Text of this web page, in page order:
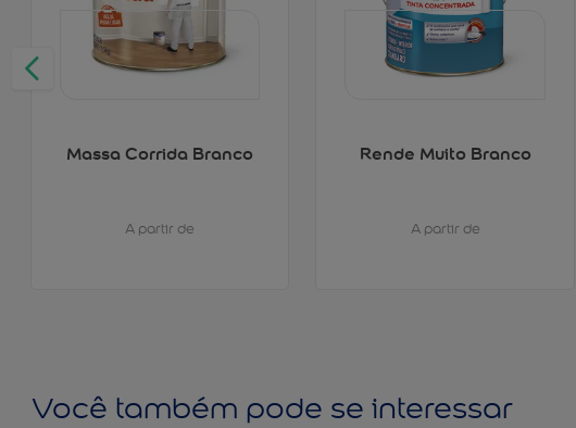
Massa Corrida Branco
A partir de
Rende Muito Branco
A partir de
Você também pode se interessar